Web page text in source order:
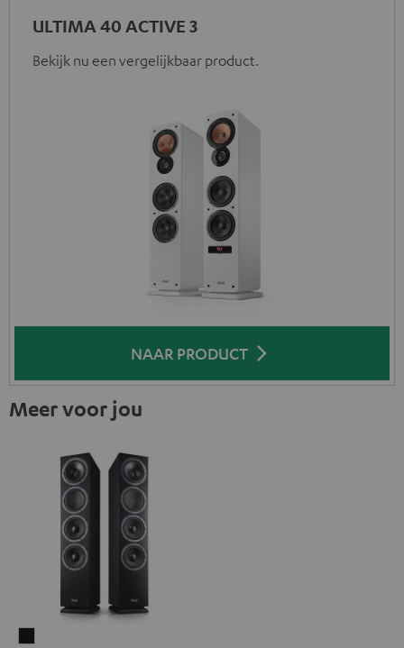
ULTIMA 40 ACTIVE 3
Bekijk nu een vergelijkbaar product.
NAAR PRODUCT
Meer voor jou